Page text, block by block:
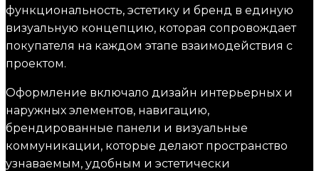
функциональность, эстетику и бренд в единую
визуальную концепцию, которая сопровождает
покупателя на каждом этапе взаимодействия с
проектом.
Оформление включало дизайн интерьерных и
наружных элементов, навигацию,
брендированные панели и визуальные
коммуникации, которые делают пространство
узнаваемым, удобным и эстетически